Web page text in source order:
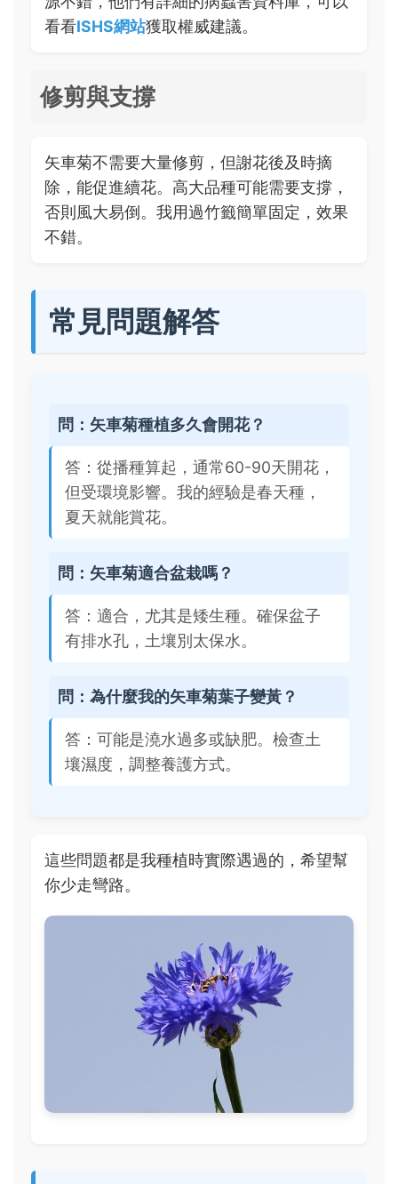
看看ISHS網站獲取權威建議。
修剪與支撐
矢車菊不需要大量修剪，但謝花後及時摘
除，能促進續花。高大品種可能需要支撐，
否則風大易倒。我用過竹籤簡單固定，效果
不錯。
常見問題解答
問：矢車菊種植多久會開花？
答：從播種算起，通常60-90天開花，
但受環境影響。我的經驗是春天種，
夏天就能賞花。
問：矢車菊適合盆栽嗎？
答：適合，尤其是矮生種。確保盆子
有排水孔，土壤別太保水。
問：為什麼我的矢車菊葉子變黃？
答：可能是澆水過多或缺肥。檢查土
壤濕度，調整養護方式。
這些問題都是我種植時實際遇過的，希望幫
你少走彎路。